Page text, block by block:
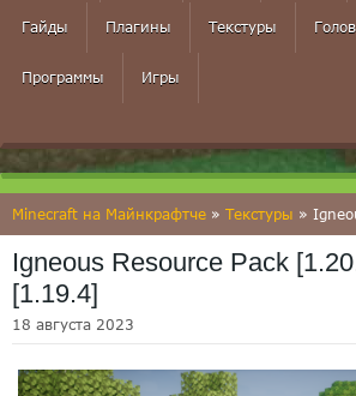
Гайды Плагины Текстуры
Программы Игры
Minecraft на Майнкрафтче » Текстуры » Igneous
Igneous Resource Pack
[1.19.4]
18 августа 2023